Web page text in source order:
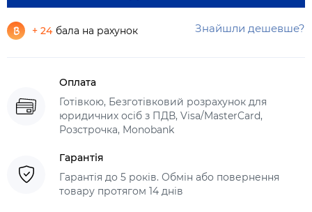
+ 24 бала на рахунок Знайшли дешевше?
Оплата
Готівкою, Безготівковий розрахунок для
юридичних осіб з ПДВ, Visa/MasterCard,
Розстрочка, Monobank
Гарантія
Гарантія до 5 років. Обмін або повернення
товару протягом 14 днів